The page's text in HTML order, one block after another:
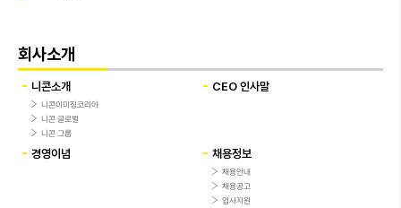
회사소개
니콘소개
니콘이미징코리아
니콘 글로벌
니콘 그룹
CEO 인사말
경영이념 채용정보
채용안내
채용공고
입사지원